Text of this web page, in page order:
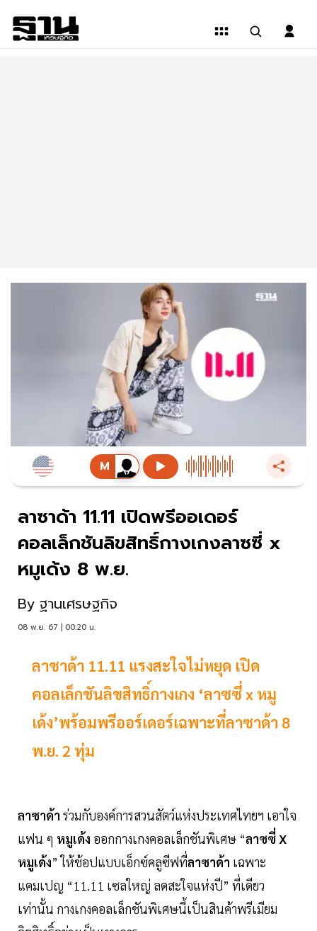
ลาซาด้า 11.11 เปิดพรีออเดอร์
คอลเล็กชันลิขสิทธิ์กางเกงลาซซี่ x
หมูเด้ง 8 พ.ย.
By ฐานเศรษฐกิจ
08 พ.ย. 67 | 00:20 น.
ลาซาด้า 11.11 แรงสะใจไม่หยุด เปิด
คอลเล็กชันลิขสิทธิ์กางเกง ‘ลาซซี่ x หมู
เด้ง’พร้อมพรีออร์เดอร์เฉพาะที่ลาซาด้า 8
พ.ย. 2 ทุ่ม
ลาซาด้า ร่วมกับองค์การสวนสัตว์แห่งประเทศไทยฯ เอาใจ
แฟน ๆ หมูเด้ง ออกกางเกงคอลเล็กชันพิเศษ “ลาซซี่ X
หมูเด้ง” ให้ช้อปแบบเอ็กซ์คลูซีฟที่ลาซาด้า เฉพาะ
แคมเปญ “11.11 เซลใหญ่ ลดสะใจแห่งปี” ที่เดียว
เท่านั้น กางเกงคอลเล็กชันพิเศษนี้เป็นสินค้าพรีเมียม